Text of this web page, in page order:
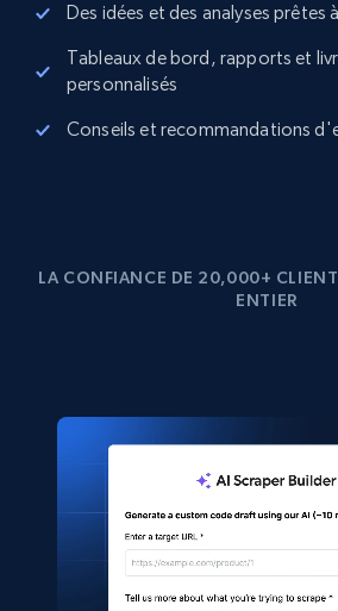
Des idées et des analyses prêtes
Tableaux de bord, rapports et
personnalisés
Conseils et recommandations
LA CONFIANCE DE 20,000+
ENTIER